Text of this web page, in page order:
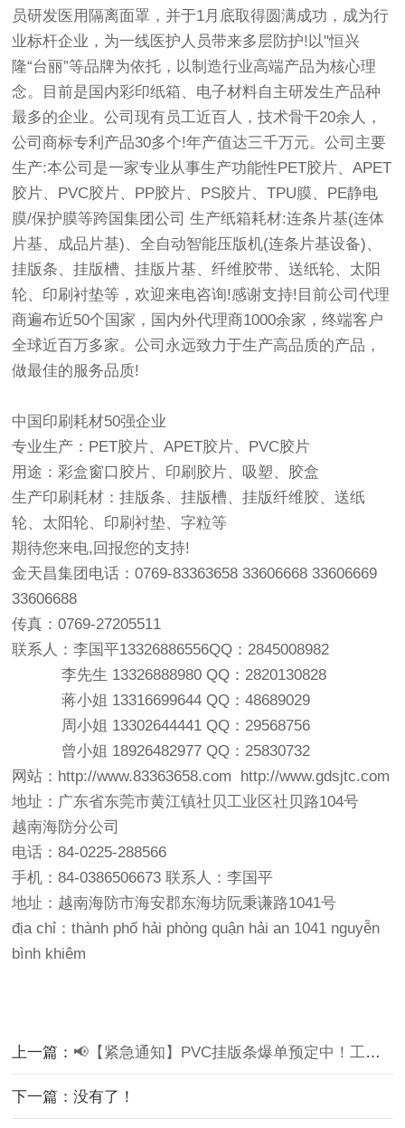
员研发医用隔离面罩，并于1月底取得圆满成功，成为行
业标杆企业，为一线医护人员带来多层防护!以"恒兴
隆“台丽”等品牌为依托，以制造行业高端产品为核心理
念。目前是国内彩印纸箱、电子材料自主研发生产品种
最多的企业。公司现有员工近百人，技术骨干20余人，
公司商标专利产品30多个!年产值达三千万元。公司主要
生产:本公司是一家专业从事生产功能性PET胶片、APET
胶片、PVC胶片、PP胶片、PS胶片、TPU膜、PE静电
膜/保护膜等跨国集团公司 生产纸箱耗材:连条片基(连体
片基、成品片基)、全自动智能压版机(连条片基设备)、
挂版条、挂版槽、挂版片基、纤维胶带、送纸轮、太阳
轮、印刷衬垫等，欢迎来电咨询!感谢支持!目前公司代理
商遍布近50个国家，国内外代理商1000余家，终端客户
全球近百万多家。公司永远致力于生产高品质的产品，
做最佳的服务品质!
中国印刷耗材50强企业
专业生产：PET胶片、APET胶片、PVC胶片
用途：彩盒窗口胶片、印刷胶片、吸塑、胶盒
生产印刷耗材：挂版条、挂版槽、挂版纤维胶、送纸
轮、太阳轮、印刷衬垫、字粒等
期待您来电,回报您的支持!
金天昌集团电话：0769-83363658 33606668 33606669
33606688
传真：0769-27205511
联系人：李国平13326886556QQ：2845008982
李先生 13326888980 QQ：2820130828
蒋小姐 13316699644 QQ：48689029
周小姐 13302644441 QQ：29568756
曾小姐 18926482977 QQ：25830732
网站：http://www.83363658.com http://www.gdsjtc.com
地址：广东省东莞市黄江镇社贝工业区社贝路104号
越南海防分公司
电话：84-0225-288566
手机：84-0386506673 联系人：李国平
地址：越南海防市海安郡东海坊阮秉谦路1041号
địa chỉ：thành phố hải phòng quận hải an 1041 nguyễn
bình khiêm
上一篇： 📢【紧急通知】PVC挂版条爆单预定中！工厂直发·库存告急·手慢无！
下一篇：没有了！